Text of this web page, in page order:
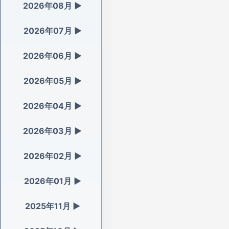
2026年08月 ▶
2026年07月 ▶
2026年06月 ▶
2026年05月 ▶
2026年04月 ▶
2026年03月 ▶
2026年02月 ▶
2026年01月 ▶
2025年11月 ▶